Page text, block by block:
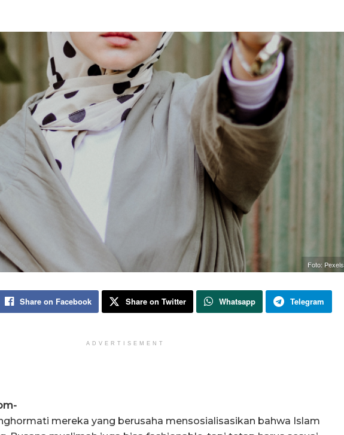
Foto: Pexels
Share on Facebook Share on Twitter Whatsapp Telegram
ADVERTISEMENT
mereka yang berusaha mensosialisasikan bahwa Islam